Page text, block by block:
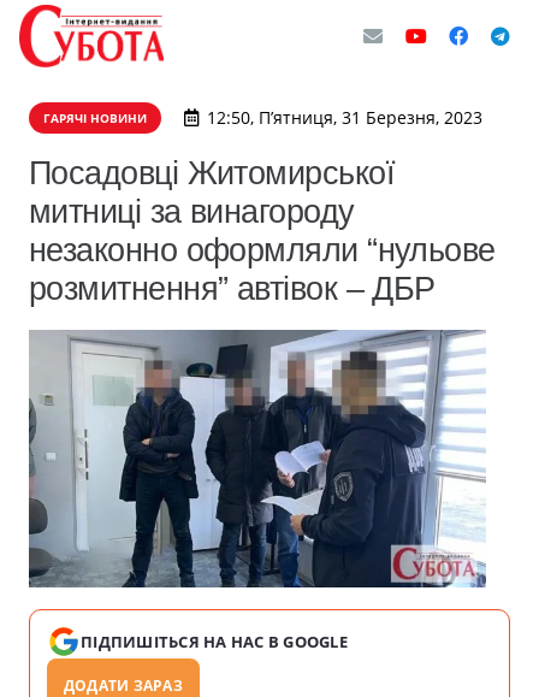
ГАРЯЧІ НОВИНИ 12:50, П’ятниця, 31 Березня, 2023
Посадовці Житомирської
митниці за винагороду
незаконно оформляли “нульове
розмитнення” автівок – ДБР
ПІДПИШІТЬСЯ НА НАС В GOOGLE
ДОДАТИ ЗАРАЗ